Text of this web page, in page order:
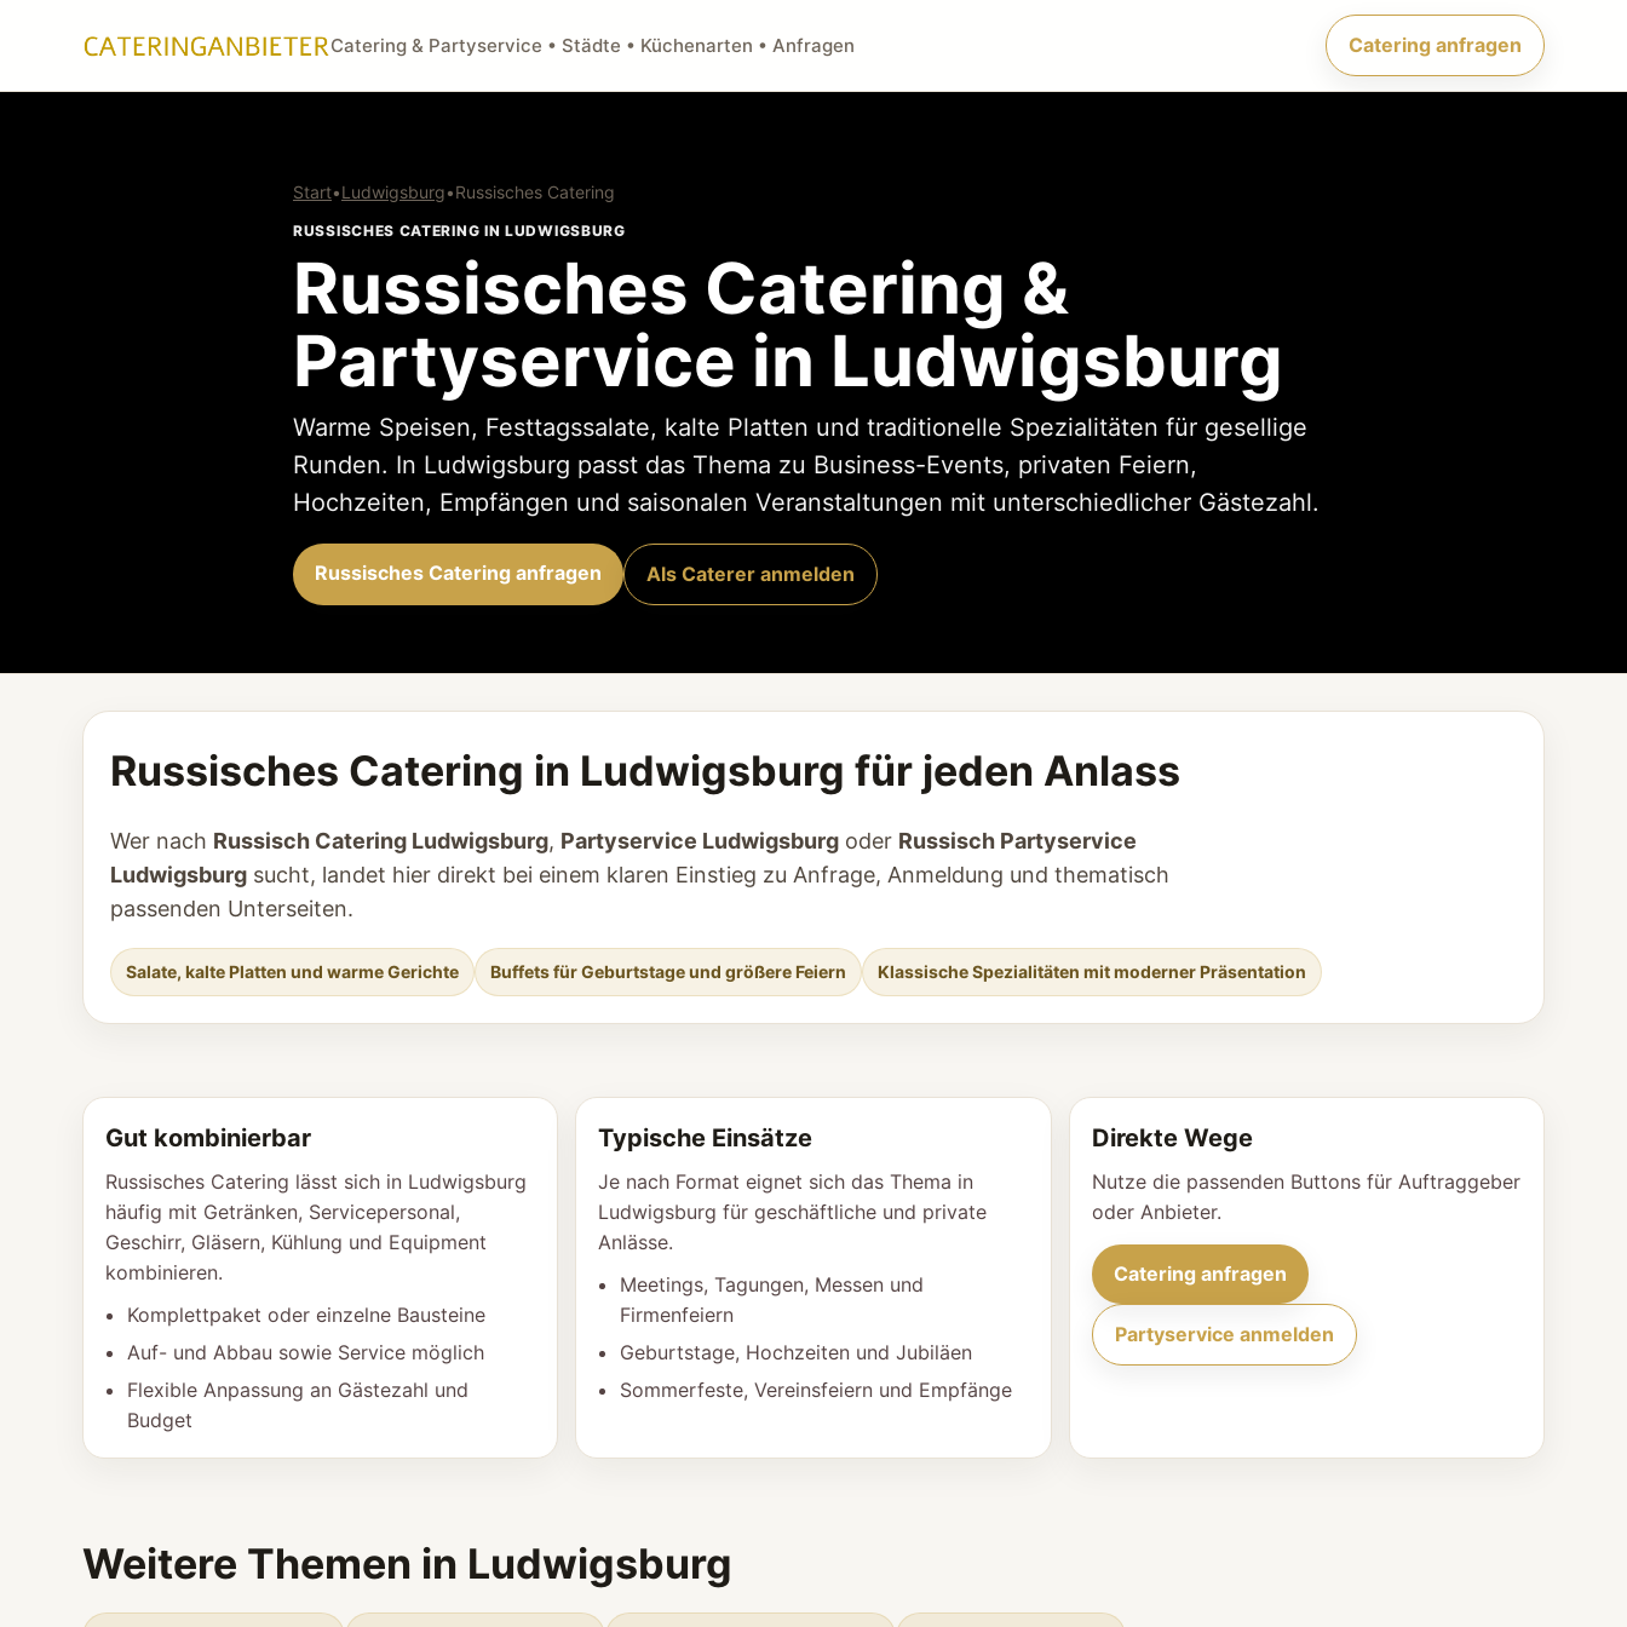
Catering & Partyservice • Städte • Küchenarten • Anfragen Catering anfragen
Start•Ludwigsburg•Russisches Catering
RUSSISCHES CATERING IN LUDWIGSBURG
Russisches Catering &
Partyservice in Ludwigsburg
Warme Speisen, Festtagssalate, kalte Platten und traditionelle Spezialitäten für gesellige
Runden. In Ludwigsburg passt das Thema zu Business-Events, privaten Feiern,
Hochzeiten, Empfängen und saisonalen Veranstaltungen mit unterschiedlicher Gästezahl.
Russisches Catering anfragen Als Caterer anmelden
Russisches Catering in Ludwigsburg für jeden Anlass
Wer nach Russisch Catering Ludwigsburg, Partyservice Ludwigsburg oder Russisch Partyservice
Ludwigsburg sucht, landet hier direkt bei einem klaren Einstieg zu Anfrage, Anmeldung und thematisch
passenden Unterseiten.
Salate, kalte Platten und warme Gerichte Buffets für Geburtstage und größere Feiern Klassische Spezialitäten mit moderner Präsentation
Gut kombinierbar
Russisches Catering lässt sich in Ludwigsburg
häufig mit Getränken, Servicepersonal,
Geschirr, Gläsern, Kühlung und Equipment
kombinieren.
Komplettpaket oder einzelne Bausteine
Auf- und Abbau sowie Service möglich
Flexible Anpassung an Gästezahl und
Budget
Typische Einsätze
Je nach Format eignet sich das Thema in
Ludwigsburg für geschäftliche und private
Anlässe.
Meetings, Tagungen, Messen und
Firmenfeiern
Geburtstage, Hochzeiten und Jubiläen
Sommerfeste, Vereinsfeiern und Empfänge
Direkte Wege
Nutze die passenden Buttons für Auftraggeber
oder Anbieter.
Catering anfragen
Partyservice anmelden
Weitere Themen in Ludwigsburg